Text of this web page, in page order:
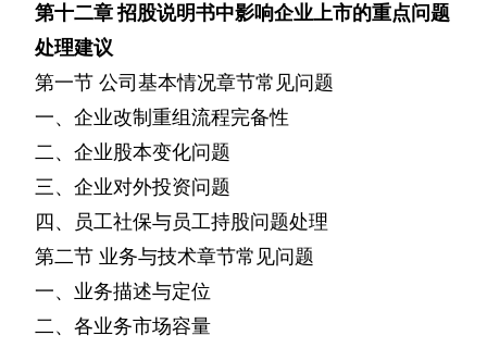
第十二章招股说明书中影响企业上市的重点问题
处理建议
第一节 公司基本情况章节常见问题
一、企业改制重组流程完备性
二、企业股本变化问题
三、企业对外投资问题
四、员工社保与员工持股问题处理
第二节 业务与技术章节常见问题
一、业务描述与定位
二、各业务市场容量